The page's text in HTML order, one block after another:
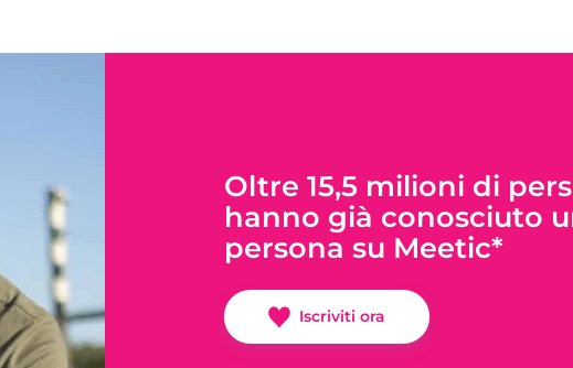
Oltre 15,5 milioni di
hanno già conosciuto
persona su Meetic*
Iscriviti ora